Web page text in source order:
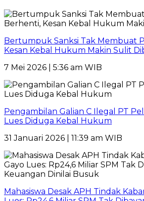
Bertumpuk Sanksi Tak Membuat
Kesan Kebal Hukum Makin Sulit
7 Mei 2026 | 5:36 am WIB
Pengambilan Galian C Ilegal PT
Lues Diduga Kebal Hukum
31 Januari 2026 | 11:39 am WIB
Mahasiswa Desak APH Tindak